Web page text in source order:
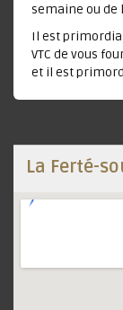
semaine ou
Il est
VTC de vous
et il est
La Ferté-